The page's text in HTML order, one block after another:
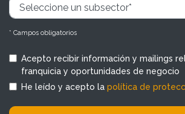
* Campos obligatorios
Acepto recibir información y mailings
franquicia y oportunidades de negocio
He leído y acepto la política de